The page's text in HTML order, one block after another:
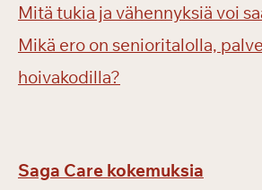
Mitä tukia ja vähennyksiä voi
Mikä ero on senioritalolla,
hoivakodilla?
Saga Care kokemuksia